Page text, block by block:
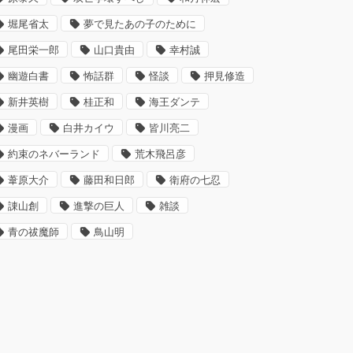
堀尾省太 夢で見たあの子のために
尾田栄一郎 山口貴由 幸村誠
幽遊白書 怖話群 怪談 押見修造
新井英樹 桂正和 海王ダンテ
漫画 白井カイウ 皆川亮二
約束のネバーランド 荒木飛呂彦
葦原大介 藤田和日郎 衛府の七忍
諌山創 進撃の巨人 雑談
青の祓魔師 鳥山明